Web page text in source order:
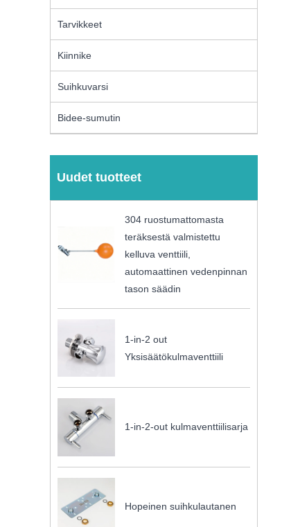
Tarvikkeet
Kiinnike
Suihkuvarsi
Bidee-sumutin
Uudet tuotteet
304 ruostumattomasta
teräksestä valmistettu
kelluva venttiili,
automaattinen vedenpinnan
tason säädin
1-in-2 out
Yksisäätökulmaventtiili
1-in-2-out kulmaventtiilisarja
Hopeinen suihkulautanen